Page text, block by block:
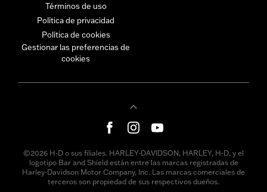
Términos de uso
Política de privacidad
Política de cookies
Gestionar las preferencias de
cookies
©2026 H-D o sus filiales. HARLEY-DAVIDSON, HARLEY, H-D, y el
logotipo Bar and Shield están entre las marcas registradas de
Harley-Davidson Motor Company, Inc. Las marcas comerciales de
terceros son propiedad de sus respectivos dueños.